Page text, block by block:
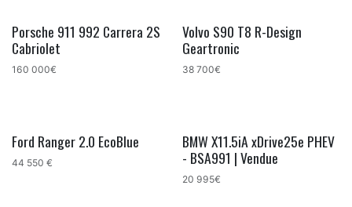
Porsche 911 992 Carrera 2S
Cabriolet
160 000€
Volvo S90 T8 R-Design
Geartronic
38 700€
Ford Ranger 2.0 EcoBlue
44 550 €
BMW X11.5iA xDrive25e PHEV
- BSA991 | Vendue
20 995€